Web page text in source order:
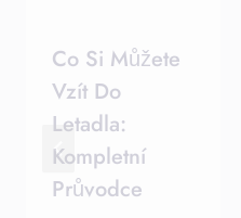
Co Si Můžete
Vzít Do
Letadla:
Kompletní
Průvodce